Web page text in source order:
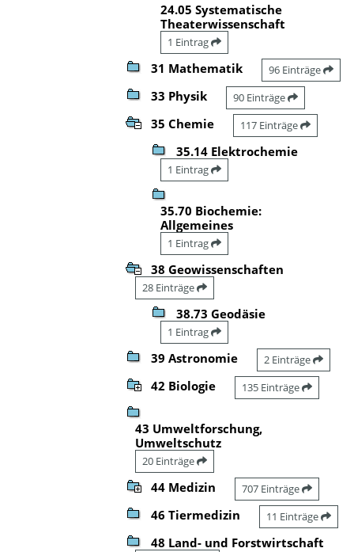
24.05 Systematische
Theaterwissenschaft
1 Eintrag
31 Mathematik 96 Einträge
33 Physik 90 Einträge
35 Chemie 117 Einträge
35.14 Elektrochemie
1 Eintrag
35.70 Biochemie:
Allgemeines
1 Eintrag
38 Geowissenschaften
28 Einträge
38.73 Geodäsie
1 Eintrag
39 Astronomie 2 Einträge
42 Biologie 135 Einträge
43 Umweltforschung,
Umweltschutz
20 Einträge
44 Medizin 707 Einträge
46 Tiermedizin 11 Einträge
48 Land- und Forstwirtschaft